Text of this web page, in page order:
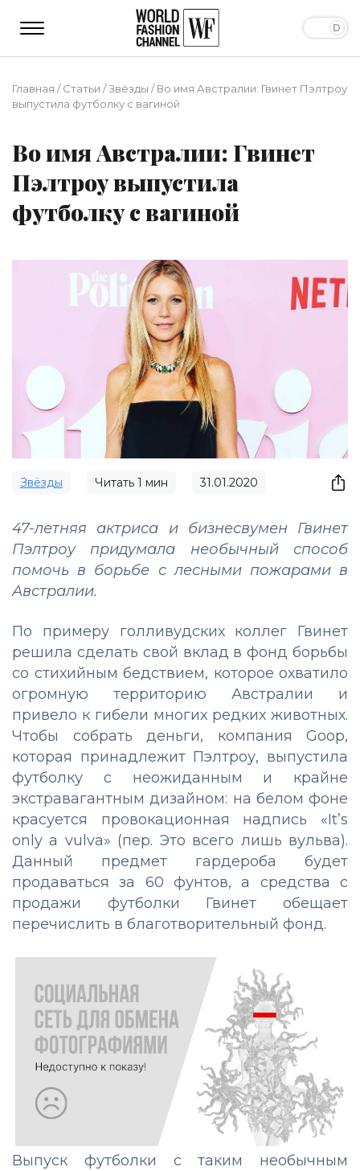
Главная /Статьи /Звёзды /Во имя Австралии: Гвинет Пэлтроу
выпустила футболку с вагиной
Во имя Австралии: Гвинет
Пэлтроу выпустила
футболку с вагиной
Звёзды Читать 1 мин 31.01.2020
47-летняя актриса и бизнесвумен Гвинет
Пэлтроу придумала необычный способ
помочь в борьбе с лесными пожарами в
Австралии.
По примеру голливудских коллег Гвинет
решила сделать свой вклад в фонд борьбы
со стихийным бедствием, которое охватило
огромную территорию Австралии и
привело к гибели многих редких животных.
Чтобы собрать деньги, компания Goop,
которая принадлежит Пэлтроу, выпустила
футболку с неожиданным и крайне
экстравагантным дизайном: на белом фоне
красуется провокационная надпись «It’s
only a vulva» (пер. Это всего лишь вульва).
Данный предмет гардероба будет
продаваться за 60 фунтов, а средства с
продажи футболки Гвинет обещает
перечислить в благотворительный фонд.
Выпуск футболки с таким необычным